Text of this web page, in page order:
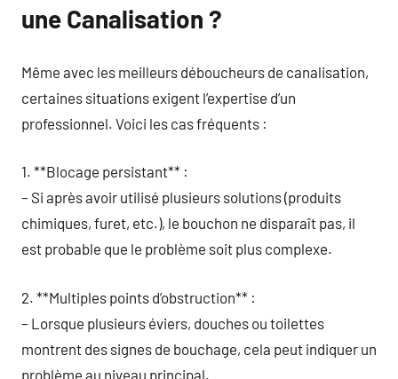
une Canalisation ?
Même avec les meilleurs déboucheurs de canalisation,
certaines situations exigent l’expertise d’un
professionnel. Voici les cas fréquents :
1. **Blocage persistant** :
– Si après avoir utilisé plusieurs solutions (produits
chimiques, furet, etc.), le bouchon ne disparaît pas, il
est probable que le problème soit plus complexe.
2. **Multiples points d’obstruction** :
– Lorsque plusieurs éviers, douches ou toilettes
montrent des signes de bouchage, cela peut indiquer un
problème au niveau principal.